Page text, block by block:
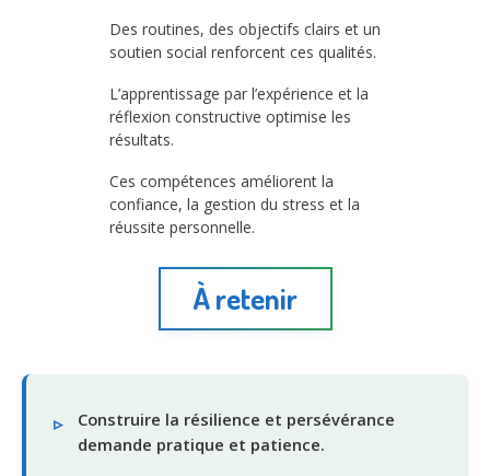
Des routines, des objectifs clairs et un
soutien social renforcent ces qualités.
L’apprentissage par l’expérience et la
réflexion constructive optimise les
résultats.
Ces compétences améliorent la
confiance, la gestion du stress et la
réussite personnelle.
À retenir
Construire la résilience et persévérance
demande pratique et patience.